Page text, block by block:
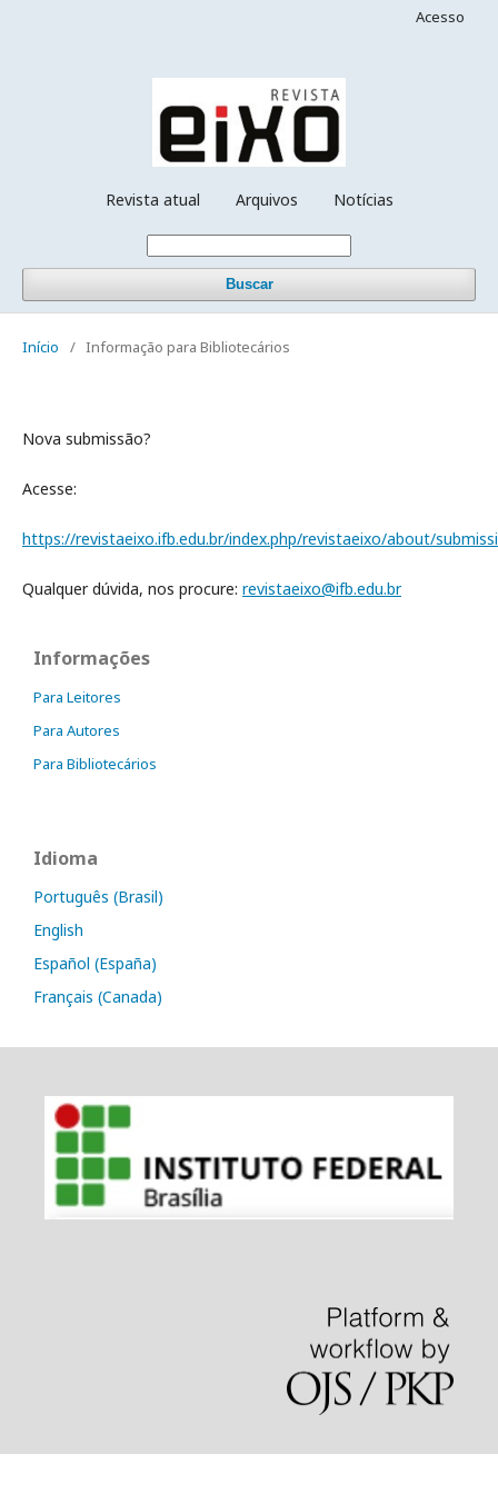
Revista atual Arquivos Notícias
Buscar
Acesso
Início / Informação para Bibliotecários
Nova submissão?
Acesse:
https://revistaeixo.ifb.edu.br/index.php/revistaeixo/about/
Qualquer dúvida, nos procure: revistaeixo@ifb.edu.br
Informações
Para Leitores
Para Autores
Para Bibliotecários
Idioma
Português (Brasil)
English
Español (España)
Français (Canada)